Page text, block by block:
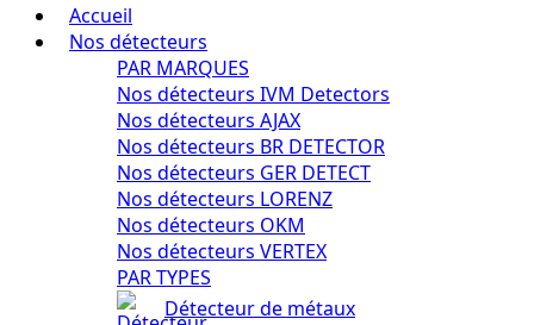
Accueil
Nos détecteurs
PAR MARQUES
Nos détecteurs IVM Detectors
Nos détecteurs AJAX
Nos détecteurs BR DETECTOR
Nos détecteurs GER DETECT
Nos détecteurs LORENZ
Nos détecteurs OKM
Nos détecteurs VERTEX
PAR TYPES
Détecteur de métaux